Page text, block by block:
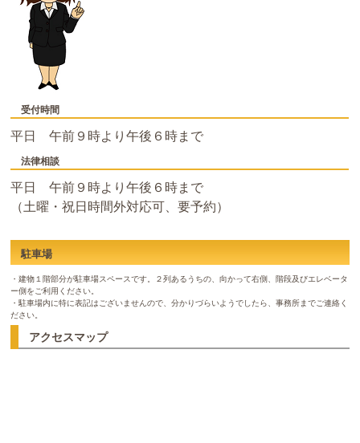
受付時間
平日 午前９時より午後６時まで
法律相談
平日 午前９時より午後６時まで
（土曜・祝日時間外対応可、要予約）
駐車場
・建物１階部分が駐車場スペースです。２列あるうちの、向かって右側、階段及びエレベータ
ー側をご利用ください。
・駐車場内に特に表記はございませんので、分かりづらいようでしたら、事務所までご連絡く
ださい。
アクセスマップ